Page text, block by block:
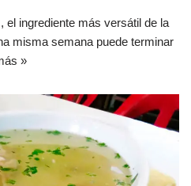
el ingrediente más versátil de la
misma semana puede terminar
»